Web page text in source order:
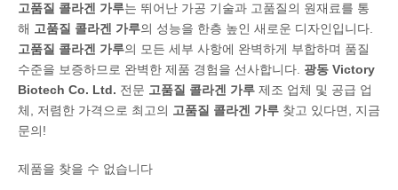
고품질 콜라겐 가루는 뛰어난 가공 기술과 고품질의 원재료를 통
해 고품질 콜라겐 가루의 성능을 한층 높인 새로운 디자인입니다.
고품질 콜라겐 가루의 모든 세부 사항에 완벽하게 부합하며 품질
수준을 보증하므로 완벽한 제품 경험을 선사합니다. 광동 Victory
Biotech Co. Ltd. 전문 고품질 콜라겐 가루 제조 업체 및 공급 업
체, 저렴한 가격으로 최고의 고품질 콜라겐 가루 찾고 있다면, 지금
문의!
제품을 찾을 수 없습니다